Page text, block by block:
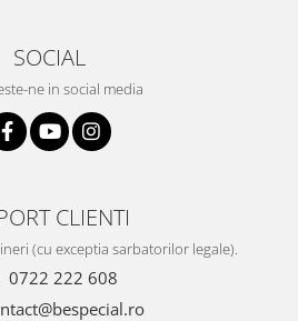
SOCIAL
ne in social media
CLIENTI
(cu exceptia sarbatorilor legale).
0722 222 608